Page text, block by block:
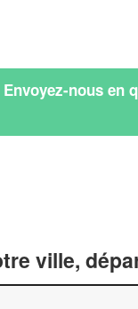
Envoyez-nous en
ville,